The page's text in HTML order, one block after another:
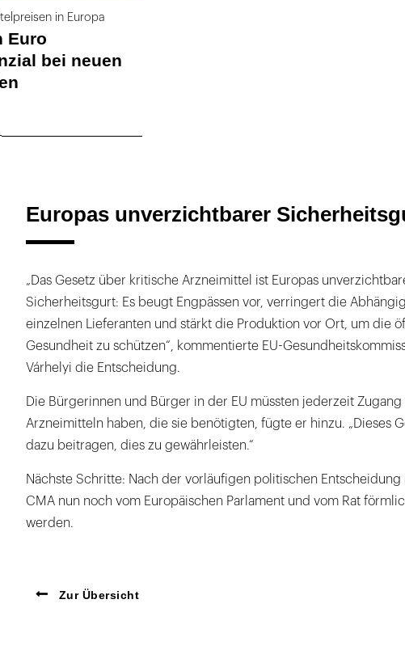
in Europa
Euro
bei neuen
Europas unverzichtbarer
„Das Gesetz über kritische Arzneimittel ist Europas
Sicherheitsgurt: Es beugt Engpässen vor, verringert die
einzelnen Lieferanten und stärkt die Produktion vor Ort, um die
Gesundheit zu schützen“, kommentierte EU-
Várhelyi die Entscheidung.
Die Bürgerinnen und Bürger in der EU müssten jederzeit Zugang
Arzneimitteln haben, die sie benötigten, fügte er hinzu. „Dieses
dazu beitragen, dies zu gewährleisten.“
Nächste Schritte: Nach der vorläufigen politischen Entscheidung
CMA nun noch vom Europäischen Parlament und vom Rat
werden.
Zur Übersicht